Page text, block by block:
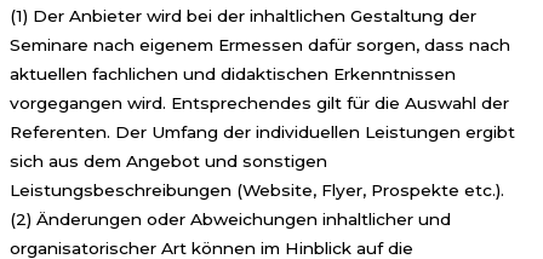
(1) Der Anbieter wird bei der inhaltlichen Gestaltung der
Seminare nach eigenem Ermessen dafür sorgen, dass nach
aktuellen fachlichen und didaktischen Erkenntnissen
vorgegangen wird. Entsprechendes gilt für die Auswahl der
Referenten. Der Umfang der individuellen Leistungen ergibt
sich aus dem Angebot und sonstigen
Leistungsbeschreibungen (Website, Flyer, Prospekte etc.).
(2) Änderungen oder Abweichungen inhaltlicher und
organisatorischer Art können im Hinblick auf die